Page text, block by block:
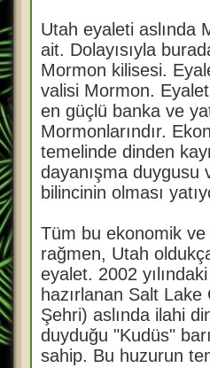
Utah eyaleti aslında
ait. Dolayısıyla
Mormon kilisesi.
valisi Mormon.
en güçlü banka ve
Mormonlarındır.
temelinde dinden
dayanışma duygusu
bilincinin olması
Tüm bu ekonomik
rağmen, Utah
eyalet. 2002
hazırlanan Salt Lake
Şehri) aslında ilahi
duyduğu "Kudüs"
sahip. Bu huzurun